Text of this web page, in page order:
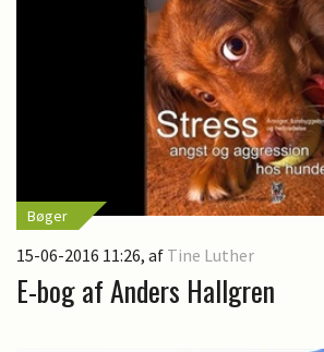
Bøger
15-06-2016 11:26, af Tine Luther
E-bog af Anders Hallgren